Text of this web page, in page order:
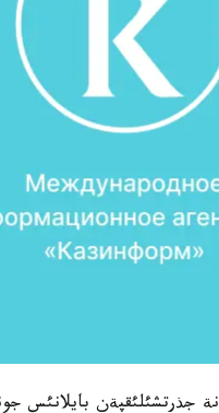
بايلانئس